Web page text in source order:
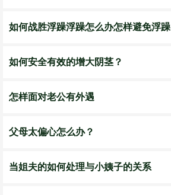
如何战胜浮躁浮躁怎么办怎样避免浮躁
如何安全有效的增大阴茎？
怎样面对老公有外遇
父母太偏心怎么办？
当姐夫的如何处理与小姨子的关系